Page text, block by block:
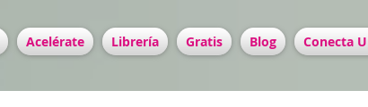
Acelérate Librería Gratis Blog Conecta